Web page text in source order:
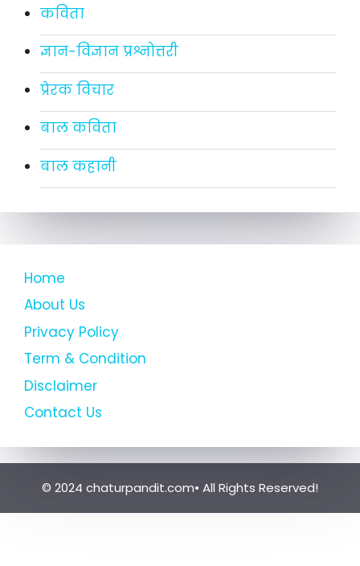
कविता
ज्ञान-विज्ञान प्रश्नोत्तरी
प्रेरक विचार
बाल कविता
बाल कहानी
Home
About Us
Privacy Policy
Term & Condition
Disclaimer
Contact Us
© 2024 chaturpandit.com• All Rights Reserved!